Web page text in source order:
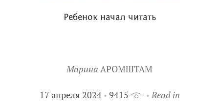
Ребенок начал читать
Марина АРОМШТАМ
17 апреля 2024 9415 Read in